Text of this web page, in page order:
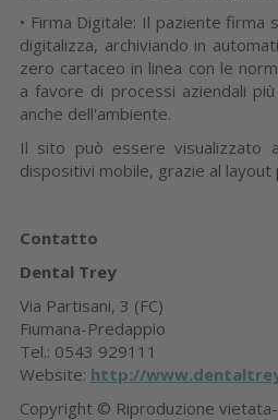
• Firma Digitale: Il paziente firma
digitalizza, archiviando in
zero cartaceo in linea con le
a favore di processi aziendali
anche dell'ambiente.
Il sito può essere visualizzato
dispositivi mobile, grazie al
Contatto
Dental Trey
Via Partisani, 3 (FC)
Fiumana-Predappio
Tel.: 0543 929111
Website: http://
Copyright © Riproduzione